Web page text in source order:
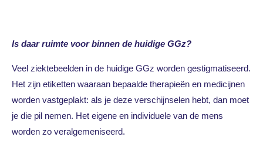
Is daar ruimte voor binnen de huidige GGz?
Veel ziektebeelden in de huidige GGz worden gestigmatiseerd.
Het zijn etiketten waaraan bepaalde therapieën en medicijnen
worden vastgeplakt: als je deze verschijnselen hebt, dan moet
je die pil nemen. Het eigene en individuele van de mens
worden zo veralgemeniseerd.